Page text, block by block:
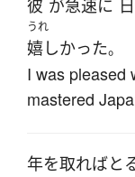
彼 が急速に
うれ
嬉しかった。
I was pleased
mastered
年を取ればと